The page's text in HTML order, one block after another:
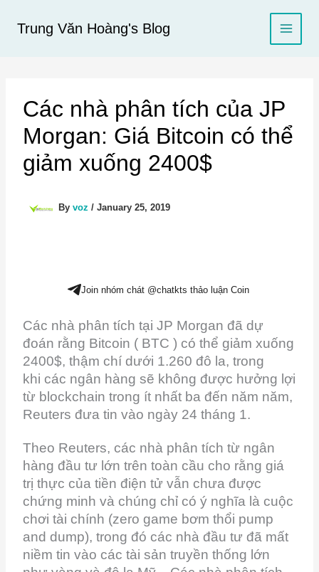
Trung Văn Hoàng's Blog
Các nhà phân tích của JP
Morgan: Giá Bitcoin có thể
giảm xuống 2400$
By voz / January 25, 2019
Join nhóm chát @chatkts thảo luận Coin
Các nhà phân tích tại JP Morgan đã dự
đoán rằng Bitcoin ( BTC ) có thể giảm xuống
2400$, thậm chí dưới 1.260 đô la, trong
khi các ngân hàng sẽ không được hưởng lợi
từ blockchain trong ít nhất ba đến năm năm,
Reuters đưa tin vào ngày 24 tháng 1.
Theo Reuters, các nhà phân tích từ ngân
hàng đầu tư lớn trên toàn cầu cho rằng giá
trị thực của tiền điện tử vẫn chưa được
chứng minh và chúng chỉ có ý nghĩa là cuộc
chơi tài chính (zero game bơm thổi pump
and dump), trong đó các nhà đầu tư đã mất
niềm tin vào các tài sản truyền thống lớn